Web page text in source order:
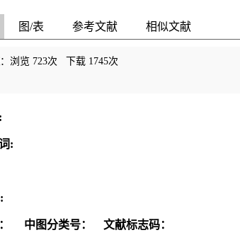
图/表 参考文献 相似文献
：浏览 723次 下载 1745次
:
中图分类号： 文献标志码：